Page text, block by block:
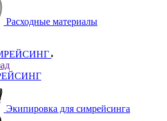
Расходные материалы
Экипировка для симрейсинга